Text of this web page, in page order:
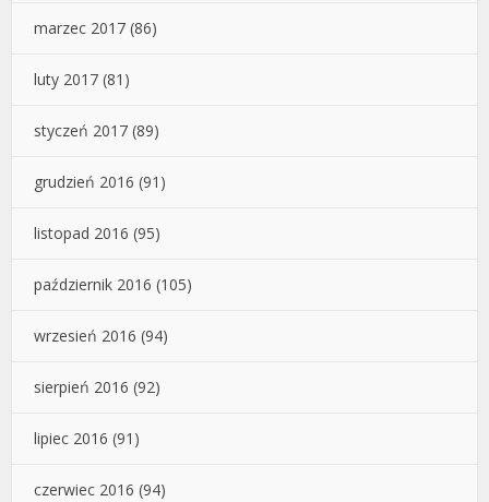
marzec 2017 (86)
luty 2017 (81)
styczeń 2017 (89)
grudzień 2016 (91)
listopad 2016 (95)
październik 2016 (105)
wrzesień 2016 (94)
sierpień 2016 (92)
lipiec 2016 (91)
czerwiec 2016 (94)